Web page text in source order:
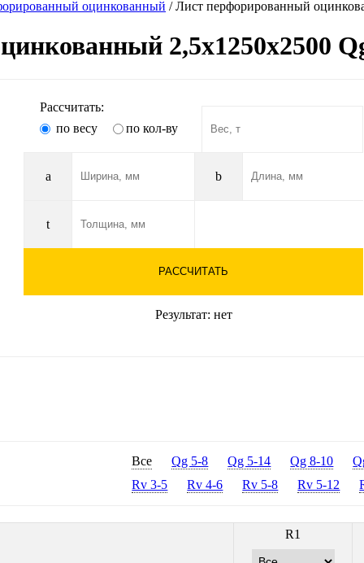
оцинкованный /Лист перфорированный
2,5х1250х2500
Рассчитать:
по весу
по кол-ву
a b
t
РАССЧИТАТЬ
Результат: нет
Все Qg 5-8 Qg 5-14 Qg 8-10
Rv 3-5
Rv 4-6 Rv 5-8 Rv 5-12
R1